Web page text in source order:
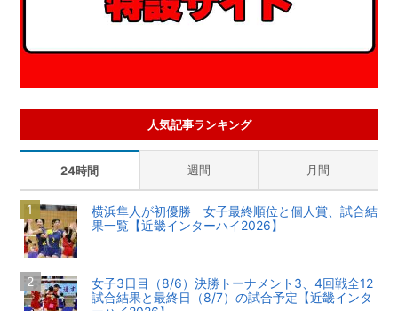
人気記事ランキング
24時間 週間 月間
横浜隼人が初優勝 女子最終順位と個人賞、試合結
果一覧【近畿インターハイ2026】
女子3日目（8/6）決勝トーナメント3、4回戦全12
試合結果と最終日（8/7）の試合予定【近畿インタ